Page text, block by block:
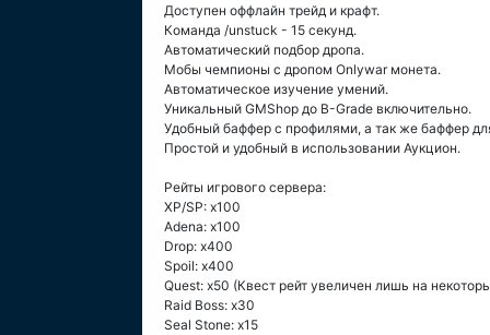
Доступен оффлайн трейд и крафт.
Команда /unstuck - 15 секунд.
Автоматический подбор дропа.
Мобы чемпионы с дропом Onlywar монета.
Автоматическое изучение умений.
Уникальный GMShop до B-Grade включительно.
Удобный баффер с профилями, а так же баффер
Простой и удобный в использовании Аукцион.
Рейты игрового сервера:
XP/SP: x100
Adena: x100
Drop: x400
Spoil: x400
Quest: x50 (Квест рейт увеличен лишь на
Raid Boss: x30
Seal Stone: x15